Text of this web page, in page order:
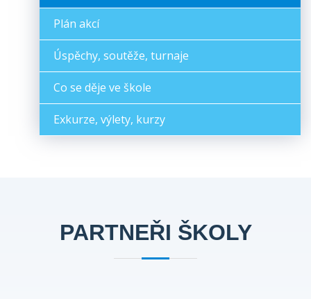
Plán akcí
Úspěchy, soutěže, turnaje
Co se děje ve škole
Exkurze, výlety, kurzy
PARTNEŘI ŠKOLY